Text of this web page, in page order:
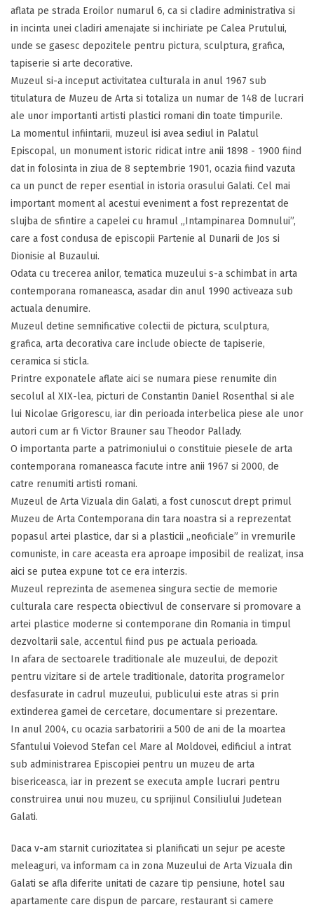
aflata pe strada Eroilor numarul 6, ca si cladire administrativa si
in incinta unei cladiri amenajate si inchiriate pe Calea Prutului,
unde se gasesc depozitele pentru pictura, sculptura, grafica,
tapiserie si arte decorative.
Muzeul si-a inceput activitatea culturala in anul 1967 sub
titulatura de Muzeu de Arta si totaliza un numar de 148 de lucrari
ale unor importanti artisti plastici romani din toate timpurile.
La momentul infiintarii, muzeul isi avea sediul in Palatul
Episcopal, un monument istoric ridicat intre anii 1898 - 1900 fiind
dat in folosinta in ziua de 8 septembrie 1901, ocazia fiind vazuta
ca un punct de reper esential in istoria orasului Galati. Cel mai
important moment al acestui eveniment a fost reprezentat de
slujba de sfintire a capelei cu hramul „Intampinarea Domnului”,
care a fost condusa de episcopii Partenie al Dunarii de Jos si
Dionisie al Buzaului.
Odata cu trecerea anilor, tematica muzeului s-a schimbat in arta
contemporana romaneasca, asadar din anul 1990 activeaza sub
actuala denumire.
Muzeul detine semnificative colectii de pictura, sculptura,
grafica, arta decorativa care include obiecte de tapiserie,
ceramica si sticla.
Printre exponatele aflate aici se numara piese renumite din
secolul al XIX-lea, picturi de Constantin Daniel Rosenthal si ale
lui Nicolae Grigorescu, iar din perioada interbelica piese ale unor
autori cum ar fi Victor Brauner sau Theodor Pallady.
O importanta parte a patrimoniului o constituie piesele de arta
contemporana romaneasca facute intre anii 1967 si 2000, de
catre renumiti artisti romani.
Muzeul de Arta Vizuala din Galati, a fost cunoscut drept primul
Muzeu de Arta Contemporana din tara noastra si a reprezentat
popasul artei plastice, dar si a plasticii „neoficiale” in vremurile
comuniste, in care aceasta era aproape imposibil de realizat, insa
aici se putea expune tot ce era interzis.
Muzeul reprezinta de asemenea singura sectie de memorie
culturala care respecta obiectivul de conservare si promovare a
artei plastice moderne si contemporane din Romania in timpul
dezvoltarii sale, accentul fiind pus pe actuala perioada.
In afara de sectoarele traditionale ale muzeului, de depozit
pentru vizitare si de artele traditionale, datorita programelor
desfasurate in cadrul muzeului, publicului este atras si prin
extinderea gamei de cercetare, documentare si prezentare.
In anul 2004, cu ocazia sarbatoririi a 500 de ani de la moartea
Sfantului Voievod Stefan cel Mare al Moldovei, edificiul a intrat
sub administrarea Episcopiei pentru un muzeu de arta
bisericeasca, iar in prezent se executa ample lucrari pentru
construirea unui nou muzeu, cu sprijinul Consiliului Judetean
Galati.
Daca v-am starnit curiozitatea si planificati un sejur pe aceste
meleaguri, va informam ca in zona Muzeului de Arta Vizuala din
Galati se afla diferite unitati de cazare tip pensiune, hotel sau
apartamente care dispun de parcare, restaurant si camere